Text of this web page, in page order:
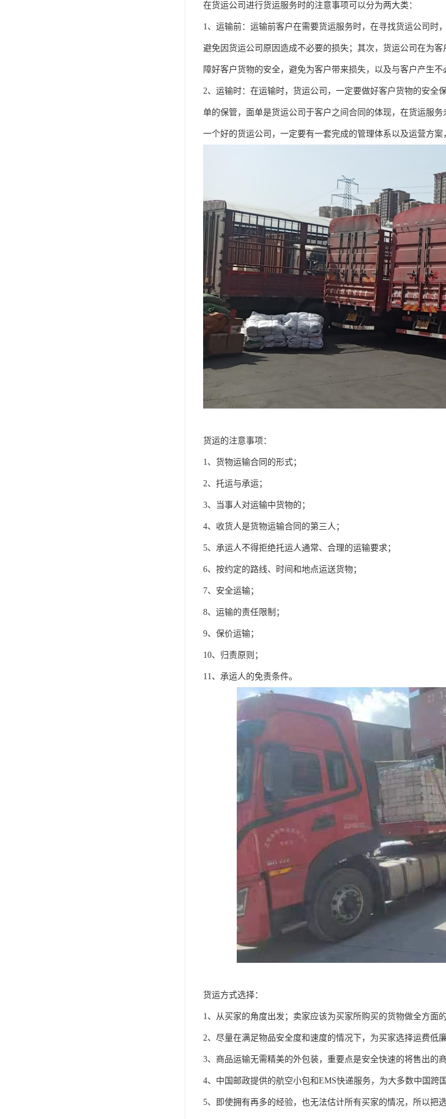
在货运公司进行货运服务时的注意事项可以分为两大类：
1、运输前：运输前客户在需要货运服务时，在寻找货运公司
避免因货运公司原因造成不必要的损失；其次，货运公司在为
障好客户货物的安全，避免为客户带来损失，以及与客户产生不
2、运输时：在运输时，货运公司，一定要做好客户货物的安全
单的保管，面单是货运公司于客户之间合同的体现，在货运服务
一个好的货运公司，一定要有一套完成的管理体系以及运营方
货运的注意事项：
1、货物运输合同的形式；
2、托运与承运；
3、当事人对运输中货物的；
4、收货人是货物运输合同的第三人；
5、承运人不得拒绝托运人通常、合理的运输要求；
6、按约定的路线、时间和地点运送货物；
7、安全运输；
8、运输的责任限制；
9、保价运输；
10、归责原则；
11、承运人的免责条件。
货运方式选择：
1、从买家的角度出发；卖家应该为买家所购买的货物做全方面
2、尽量在满足物品安全度和速度的情况下，为买家选择运费低廉
3、商品运输无需精美的外包装，重要点是安全快速的将售出的
4、中国邮政提供的航空小包和EMS快递服务，为大多数中国跨
5、即使拥有再多的经验，也无法估计所有买家的情况，所以